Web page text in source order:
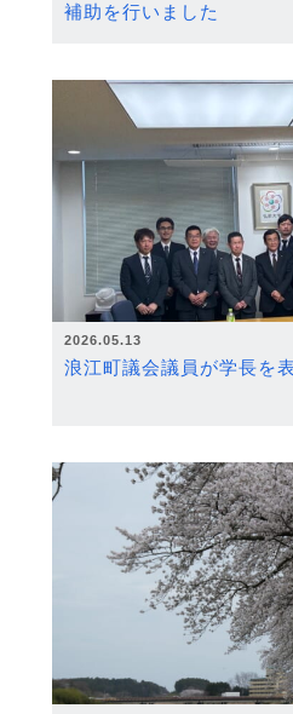
補助を行いました
2026.05.13
浪江町議会議員が学長を